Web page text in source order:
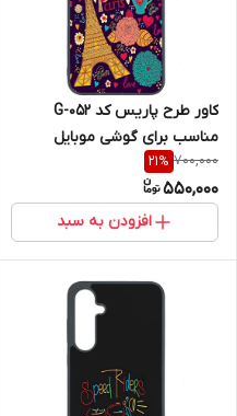
کاور طرح پاریس کد G-052
مناسب برای گوشی موبایل
سامسونگ Galaxy A36
700,000
21%
550,000
افزودن به سبد